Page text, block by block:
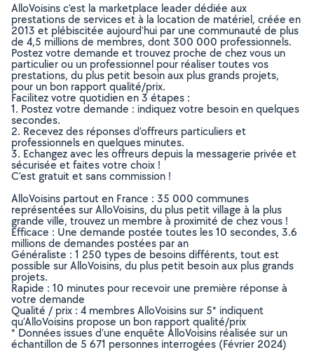
AlloVoisins c’est la marketplace leader dédiée aux
prestations de services et à la location de matériel, créée en
2013 et plébiscitée aujourd’hui par une communauté de plus
de 4,5 millions de membres, dont 300 000 professionnels.
Postez votre demande et trouvez proche de chez vous un
particulier ou un professionnel pour réaliser toutes vos
prestations, du plus petit besoin aux plus grands projets,
pour un bon rapport qualité/prix.
Facilitez votre quotidien en 3 étapes :
1. Postez votre demande : indiquez votre besoin en quelques
secondes.
2. Recevez des réponses d’offreurs particuliers et
professionnels en quelques minutes.
3. Echangez avec les offreurs depuis la messagerie privée et
sécurisée et faites votre choix !
C’est gratuit et sans commission !
AlloVoisins partout en France : 35 000 communes
représentées sur AlloVoisins, du plus petit village à la plus
grande ville, trouvez un membre à proximité de chez vous !
Efficace : Une demande postée toutes les 10 secondes, 3.6
millions de demandes postées par an
Généraliste : 1 250 types de besoins différents, tout est
possible sur AlloVoisins, du plus petit besoin aux plus grands
projets.
Rapide : 10 minutes pour recevoir une première réponse à
votre demande
Qualité / prix : 4 membres AlloVoisins sur 5* indiquent
qu’AlloVoisins propose un bon rapport qualité/prix
* Données issues d’une enquête AlloVoisins réalisée sur un
échantillon de 5 671 personnes interrogées (Février 2024)